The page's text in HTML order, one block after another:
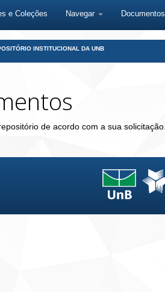
e Coleções Navegar Documentos
INSTITUCIONAL DA UNB
de acordo com a sua solicitação.